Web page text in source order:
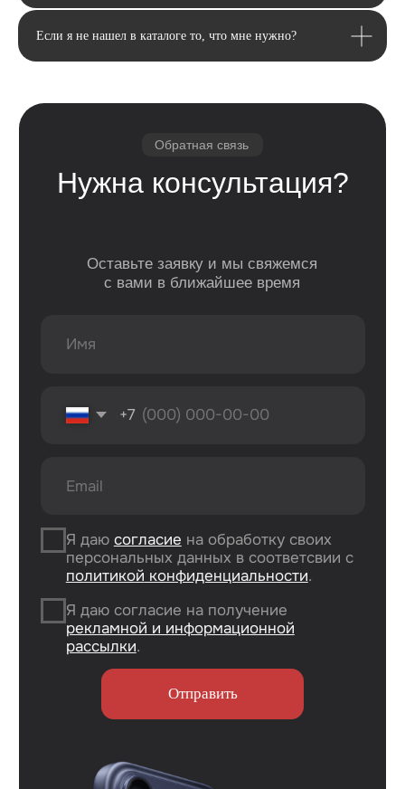
Если я не нашел в каталоге то, что мне нужно?